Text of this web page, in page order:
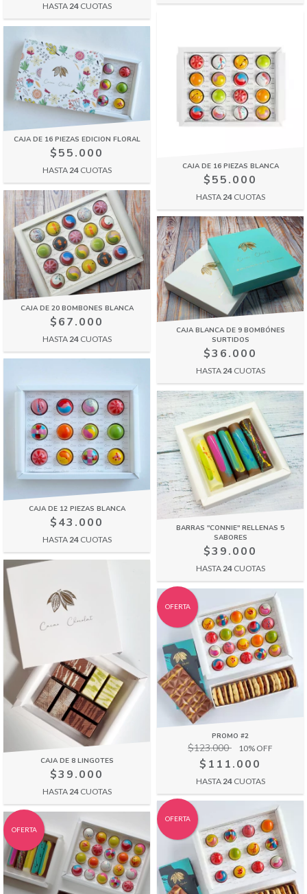
HASTA24CUOTAS
CAJA DE 16 PIEZAS EDICION FLORAL
$55.000
HASTA24CUOTAS
CAJA DE 20 BOMBONES BLANCA
$67.000
HASTA24CUOTAS
CAJA DE 16 PIEZAS BLANCA
$55.000
HASTA 24CUOTAS
CAJA DE 12 PIEZAS BLANCA
$43.000
HASTA24CUOTAS
CAJA BLANCA DE 9 BOMBÓNES
SURTIDOS
$36.000
HASTA24CUOTAS
CAJA DE 8 LINGOTES
$39.000
HASTA24CUOTAS
BARRAS "CONNIE" RELLENAS 5
SABORES
$39.000
HASTA24CUOTAS
OFERTA
OFERTA
PROMO #2
$123.000 10% OFF
$111.000
HASTA 24CUOTAS
OFERTA